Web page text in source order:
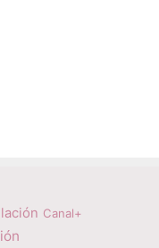
Canal+